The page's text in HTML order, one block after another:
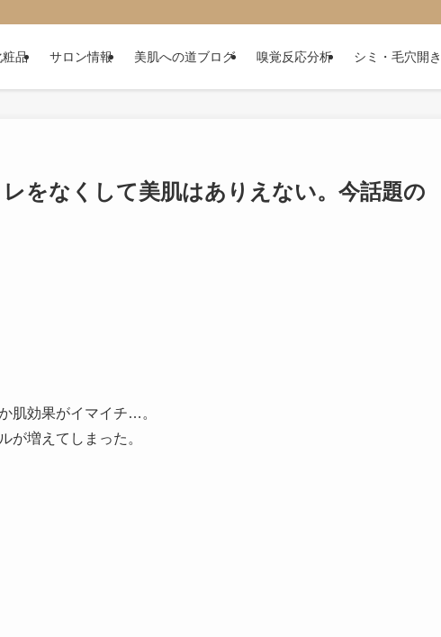
粧品 サロン情報 美肌への道ブログ 嗅覚反応分析 シミ・毛穴開
をなくして美肌はありえない。今話題の
肌効果がイマイチ…。
が増えてしまった。